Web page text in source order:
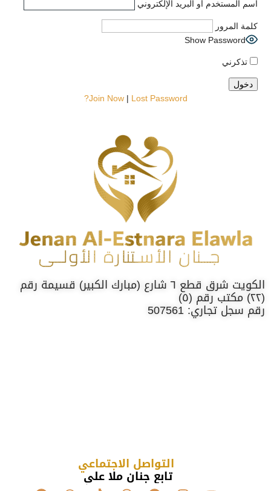
اسم المستخدم أو البريد الإلكتروني
كلمة المرور
Show Password
تذكرني
Join Now| Lost Password?
الكويت شرق قطع ٦ شارع (مبارك الكبير) قسيمة رقم
(٢٢) مكتب رقم (٥)
رقم سجل تجاري: 507561
التواصل الاجتماعي
تابع جنان ملا علي